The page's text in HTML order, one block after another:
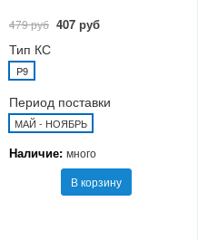
479 руб 407 руб
Тип КС
P9
Период поставки
МАЙ - НОЯБРЬ
Наличие: много
В корзину